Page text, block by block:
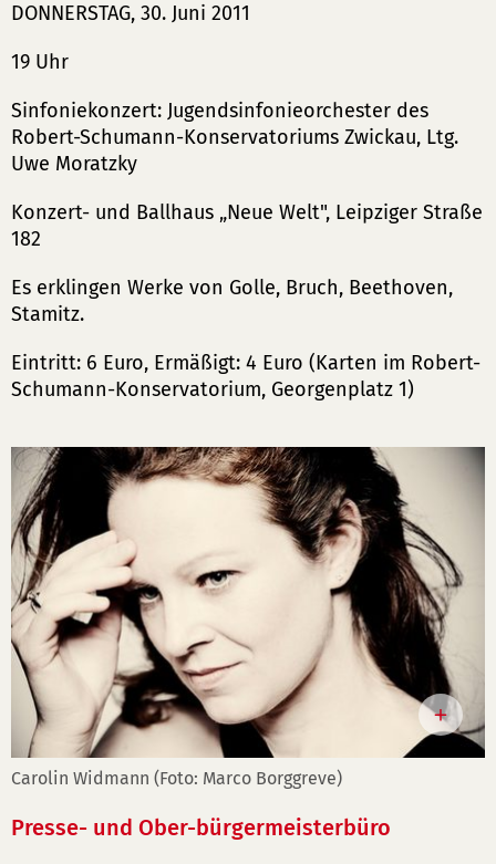
DONNERSTAG, 30. Juni 2011
19 Uhr
Sinfoniekonzert: Jugendsinfonieorchester des
Robert-Schumann-Konservatoriums Zwickau, Ltg.
Uwe Moratzky
Konzert- und Ballhaus „Neue Welt", Leipziger Straße
182
Es erklingen Werke von Golle, Bruch, Beethoven,
Stamitz.
Eintritt: 6 Euro, Ermäßigt: 4 Euro (Karten im Robert-
Schumann-Konservatorium, Georgenplatz 1)
Carolin Widmann (Foto: Marco Borggreve)
Presse- und Ober-bürgermeisterbüro